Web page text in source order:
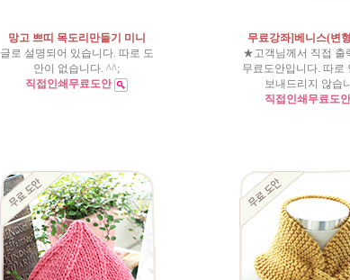
망고 쁘띠 목도리만들기 미니
글로 설명되어 있습니다. 따로 도
안이 없습니다. ^^;
직접인쇄무료도안
무료강좌]베니스(변
★고객님께서 직접 출
무료도안입니다. 따로
보내드리지 않습
직접인쇄무료도안